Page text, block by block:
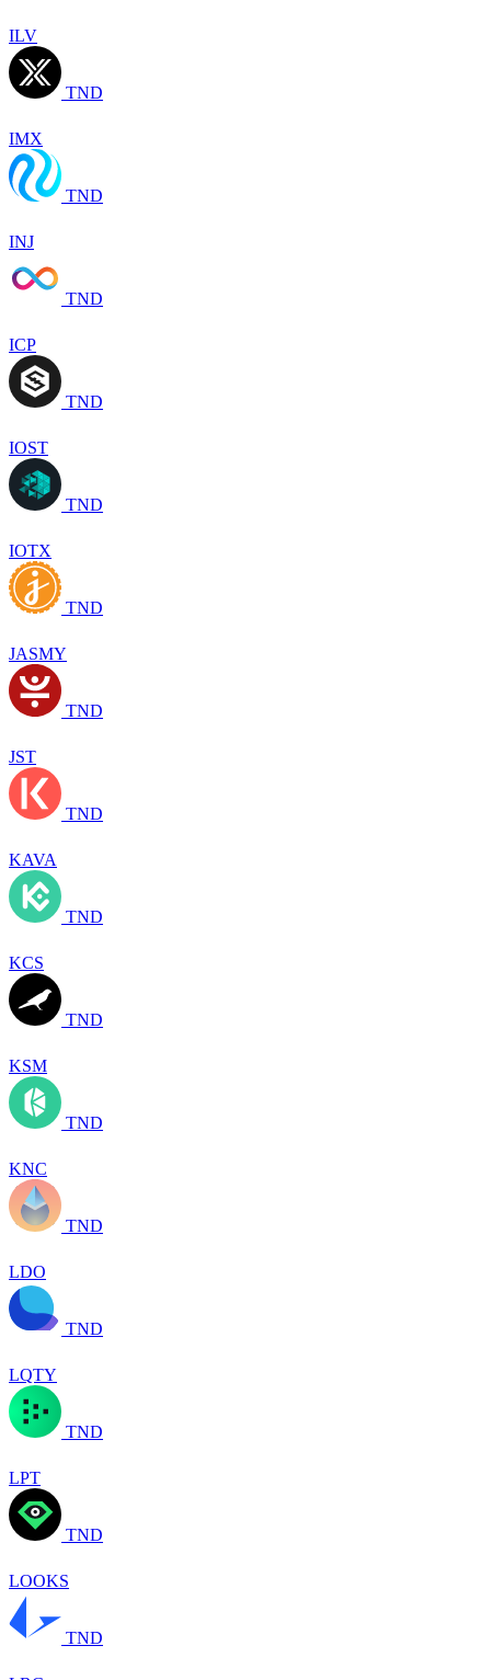
ILV
TND
IMX
TND
INJ
TND
ICP
TND
IOST
TND
IOTX
TND
JASMY
TND
JST
TND
KAVA
TND
KCS
TND
KSM
TND
KNC
TND
LDO
TND
LQTY
TND
LPT
TND
LOOKS
TND